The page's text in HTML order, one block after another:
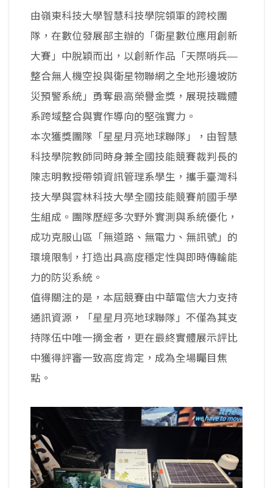
由嶺東科技大學智慧科技學院領軍的跨校團
隊，在數位發展部主辦的「衛星數位應用創新
大賽」中脫穎而出，以創新作品「天際哨兵—
整合無人機空投與衛星物聯網之全地形邊坡防
災預警系統」勇奪最高榮譽金獎，展現技職體
系跨域整合與實作導向的堅強實力。
本次獲獎團隊「星星月亮地球聯隊」，由智慧
科技學院教師同時身兼全國技能競賽裁判長的
陳志明教授帶領資訊管理系學生，攜手臺灣科
技大學與雲林科技大學全國技能競賽前國手學
生組成。團隊歷經多次野外實測與系統優化，
成功克服山區「無道路、無電力、無訊號」的
環境限制，打造出具高度穩定性與即時傳輸能
力的防災系統。
值得關注的是，本屆競賽由中華電信大力支持
通訊資源，「星星月亮地球聯隊」不僅為其支
持隊伍中唯一摘金者，更在最終實體展示評比
中獲得評審一致高度肯定，成為全場矚目焦
點。